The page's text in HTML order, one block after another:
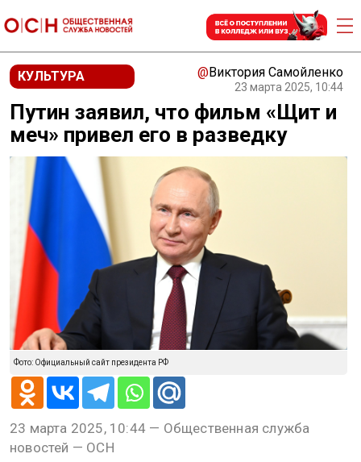
КУЛЬТУРА @Виктория Самойленко
23 марта 2025, 10:44
Путин заявил, что фильм «Щит и
меч» привел его в разведку
Фото: Официальный сайт президента РФ
23 марта 2025, 10:44 — Общественная служба
новостей — ОСН